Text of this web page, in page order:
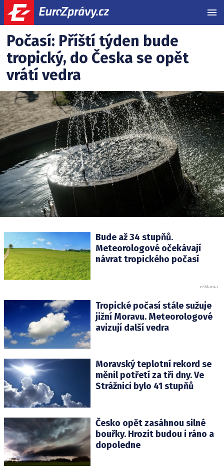
Počasí
v
ČR
Související
články:
Počasí: Příští týden bude
tropický, do Česka se opět
vrátí vedra
Bude až 34 stupňů.
Meteorologové očekávají
návrat tropického počasí
Tropické počasí stále sužuje
jižní Moravu. Meteorologové
avizují další vedra
Moravský teplotní rekord se
měnil potřetí za tři dny. Ve
Strážnici bylo 41 stupňů
Česko opět zasáhnou silné
bouřky. Hrozit budou i ráno a
dopoledne